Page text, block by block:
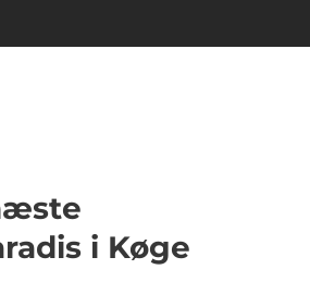
i Køge